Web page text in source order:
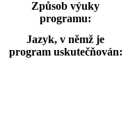
Způsob výuky
programu:
Jazyk, v němž je
program uskutečňován: